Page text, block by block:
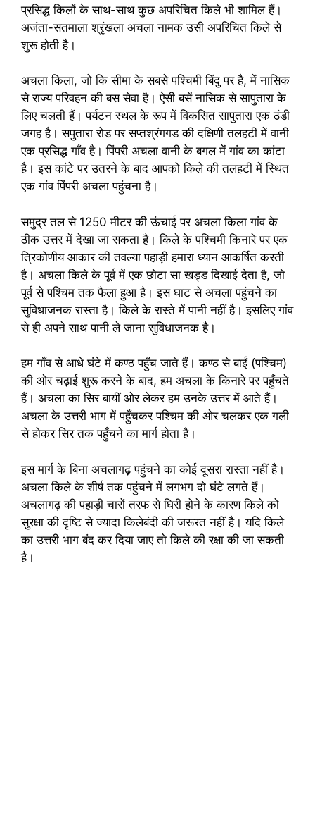
प्रसिद्ध किलों के साथ-साथ कुछ अपरिचित किले भी शामिल हैं।
अजंता-सतमाला श्रृंखला अचला नामक उसी अपरिचित किले से
शुरू होती है।
अचला किला, जो कि सीमा के सबसे पश्चिमी बिंदु पर है, में नासिक
से राज्य परिवहन की बस सेवा है। ऐसी बसें नासिक से सापुतारा के
लिए चलती हैं। पर्यटन स्थल के रूप में विकसित सापुतारा एक ठंडी
जगह है। सपुतारा रोड पर सप्तश्रंगगड की दक्षिणी तलहटी में वानी
एक प्रसिद्ध गाँव है। पिंपरी अचला वानी के बगल में गांव का कांटा
है। इस कांटे पर उतरने के बाद आपको किले की तलहटी में स्थित
एक गांव पिंपरी अचला पहुंचना है।
समुद्र तल से 1250 मीटर की ऊंचाई पर अचला किला गांव के
ठीक उत्तर में देखा जा सकता है। किले के पश्चिमी किनारे पर एक
त्रिकोणीय आकार की तवल्या पहाड़ी हमारा ध्यान आकर्षित करती
है। अचला किले के पूर्व में एक छोटा सा खड्ड दिखाई देता है, जो
पूर्व से पश्चिम तक फैला हुआ है। इस घाट से अचला पहुंचने का
सुविधाजनक रास्ता है। किले के रास्ते में पानी नहीं है। इसलिए गांव
से ही अपने साथ पानी ले जाना सुविधाजनक है।
हम गाँव से आधे घंटे में कण्ठ पहुँच जाते हैं। कण्ठ से बाईं (पश्चिम)
की ओर चढ़ाई शुरू करने के बाद, हम अचला के किनारे पर पहुँचते
हैं। अचला का सिर बायीं ओर लेकर हम उनके उत्तर में आते हैं।
अचला के उत्तरी भाग में पहुँचकर पश्चिम की ओर चलकर एक गली
से होकर सिर तक पहुँचने का मार्ग होता है।
इस मार्ग के बिना अचलागढ़ पहुंचने का कोई दूसरा रास्ता नहीं है।
अचला किले के शीर्ष तक पहुंचने में लगभग दो घंटे लगते हैं।
अचलागढ़ की पहाड़ी चारों तरफ से घिरी होने के कारण किले को
सुरक्षा की दृष्टि से ज्यादा किलेबंदी की जरूरत नहीं है। यदि किले
का उत्तरी भाग बंद कर दिया जाए तो किले की रक्षा की जा सकती
है।